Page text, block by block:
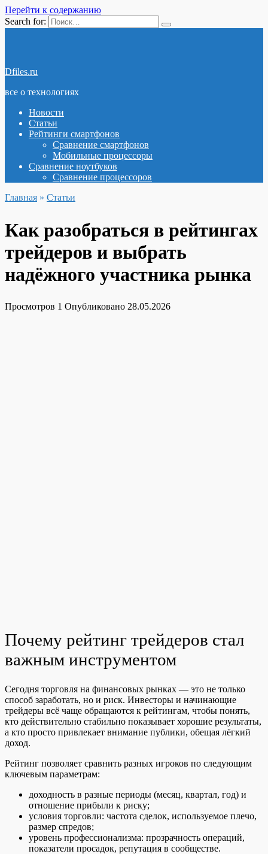
Перейти к содержанию
Search for:
Dfiles.ru
все о технологиях
Новости
Статьи
Рейтинги смартфонов
Сравнение смартфонов
Мобильные процессоры
Сравнение ноутбуков
Сравнение процессоров
Главная » Статьи
Как разобраться в рейтингах
трейдеров и выбрать
надёжного участника рынка
Просмотров 1 Опубликовано 28.05.2026
Почему рейтинг трейдеров стал
важным инструментом
Сегодня торговля на финансовых рынках — это не только
способ заработать, но и риск. Инвесторы и начинающие
трейдеры всё чаще обращаются к рейтингам, чтобы понять,
кто действительно стабильно показывает хорошие результаты,
а кто просто привлекает внимание публики, обещая лёгкий
доход.
Рейтинг позволяет сравнить разных игроков по следующим
ключевым параметрам:
доходность в разные периоды (месяц, квартал, год) и
отношение прибыли к риску;
условия торговли: частота сделок, используемое плечо,
размер спредов;
уровень профессионализма: прозрачность операций,
показатели просадок, репутация в сообществе.